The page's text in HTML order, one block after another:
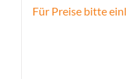
Für Preise bitte